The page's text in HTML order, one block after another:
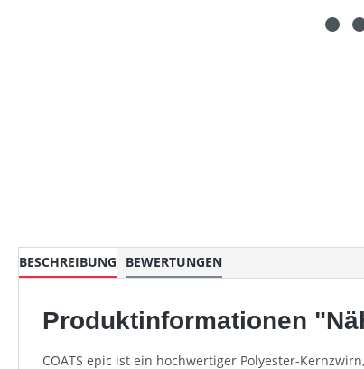
BESCHREIBUNG BEWERTUNGEN
Produktinformationen
COATS epic ist ein hochwertiger Polyester-